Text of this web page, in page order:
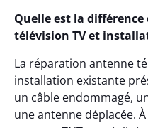
Quelle est la
télévision TV et
La réparation antenne
installation existante
un câble endommagé,
une antenne déplacée.